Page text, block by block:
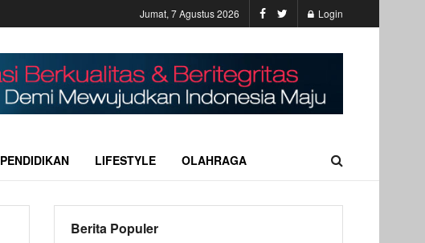
Jumat, 7 Agustus 2026 Login
PENDIDIKAN LIFESTYLE OLAHRAGA
Berita Populer